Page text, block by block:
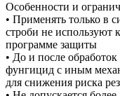
Особенности и
• Применять только в
строби не используют
программе защиты
• До и после
фунгицид с иным
для снижения риска